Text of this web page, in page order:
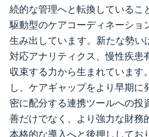
続的な管理へと転換しているこ
駆動型のケアコーディネーショ
生み出しています。新たな勢い
対応アナリティクス、慢性疾患
収束する力から生まれています
し、ケアギャップをより早期に
密に配分する連携ツールへの投
善だけでなく、より強力な財務
本格的な導入へと後押ししてお